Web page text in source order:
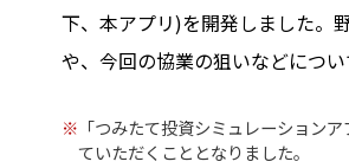
下、本アプリ)を開発しました。
や、今回の協業の狙いなどについ
「つみたて投資シミュレーション
ていただくこととなりました。